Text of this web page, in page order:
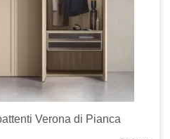
Verona di Pianca